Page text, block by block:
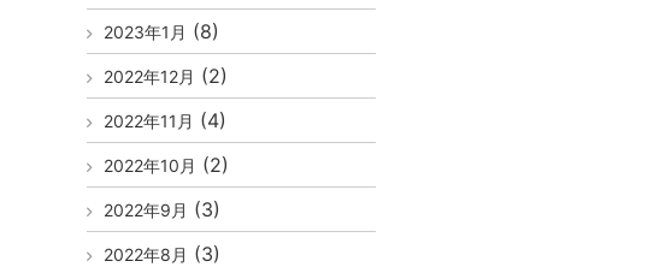
2023年1月 (8)
2022年12月 (2)
2022年11月 (4)
2022年10月 (2)
2022年9月 (3)
2022年8月 (3)